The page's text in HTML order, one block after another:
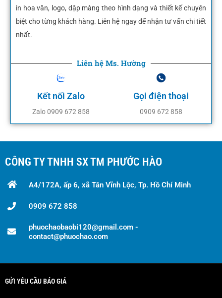
in hoa văn, logo, dập màng theo hình dạng và thiết kế chuyên
biệt cho từng khách hàng. Liên hệ ngay để nhận tư vấn chi tiết
nhất.
Liên hệ Ms. Hường
Kết nối Zalo
Zalo 0909 672 858
Gọi điện thoại
0909 672 858
CÔNG TY TNHH SX TM PHƯỚC HÀO
A4/172A, ấp 6, xã Tân Vĩnh Lộc, Tp. Hồ Chí Minh
0909 672 858
phuochaobaobi120@gmail.com -
contact@phuochao.com
GỬI YÊU CẦU BÁO GIÁ